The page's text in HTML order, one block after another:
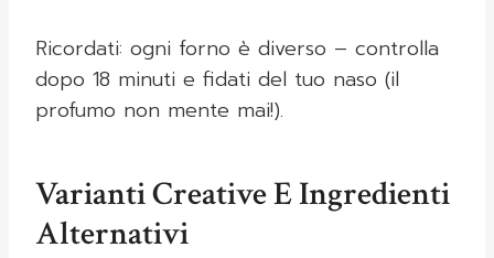
Ricordati: ogni forno è diverso – controlla
dopo 18 minuti e fidati del tuo naso (il
profumo non mente mai!).
Varianti Creative E Ingredienti
Alternativi